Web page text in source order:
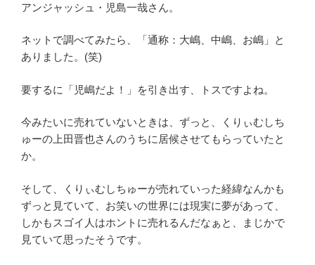
アンジャッシュ・児島一哉さん。
ネットで調べてみたら、「通称：大嶋、中嶋、お嶋」と
ありました。(笑)
要するに「児嶋だよ！」を引き出す、トスですよね。
今みたいに売れていないときは、ずっと、くりぃむしち
ゅーの上田晋也さんのうちに居候させてもらっていたと
か。
そして、くりぃむしちゅーが売れていった経緯なんかも
ずっと見ていて、お笑いの世界には現実に夢があって、
しかもスゴイ人はホントに売れるんだなぁと、まじかで
見ていて思ったそうです。